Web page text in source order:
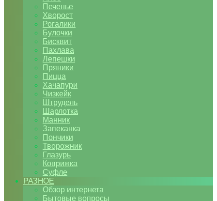
Печенье
Хворост
Рогалики
Булочки
Бисквит
Пахлава
Лепешки
Пряники
Пицца
Хачапури
Чизкейк
Штрудель
Шарлотка
Манник
Запеканка
Пончики
Творожник
Глазурь
Коврижка
Суфле
РАЗНОЕ
Обзор интернета
Бытовые вопросы